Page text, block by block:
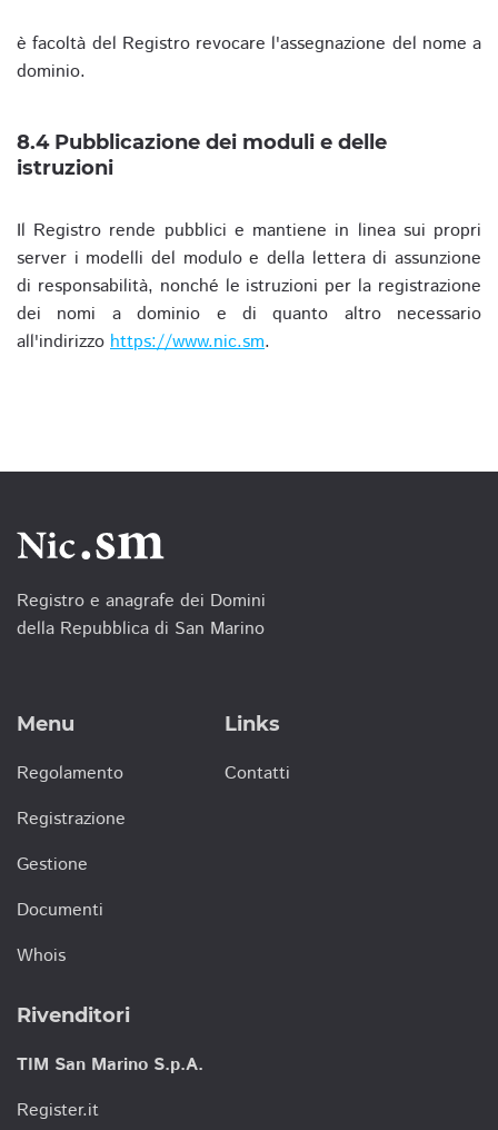
è facoltà del Registro revocare l'assegnazione del nome a
dominio.
8.4 Pubblicazione dei moduli e delle
istruzioni
Il Registro rende pubblici e mantiene in linea sui propri
server i modelli del modulo e della lettera di assunzione
di responsabilità, nonché le istruzioni per la registrazione
dei nomi a dominio e di quanto altro necessario
all'indirizzo https://www.nic.sm.
Registro e anagrafe dei Domini
della Repubblica di San Marino
Menu
Regolamento
Registrazione
Gestione
Documenti
Whois
Links
Contatti
Rivenditori
TIM San Marino S.p.A.
Register.it